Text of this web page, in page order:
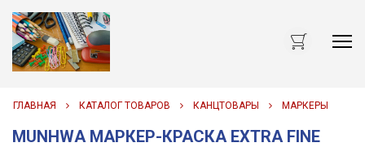
ГЛАВНАЯ КАТАЛОГ ТОВАРОВ КАНЦТОВАРЫ МАРКЕРЫ
MUNHWA МАРКЕР-КРАСКА EXTRA FINE